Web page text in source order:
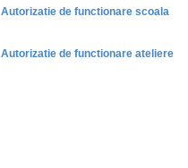
Autorizatie de functionare scoala
Autorizatie de functionare ateliere